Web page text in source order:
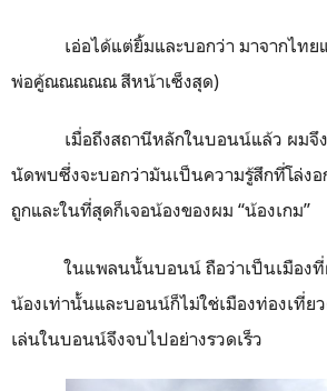
เอ่อได้แต่ยิ้มและบอกว่า มาจากไทย
พ่อคู้ณณณณณ สีหน้าเซ็งสุด)
เมื่อถึงสถานีหลักในบอนน์แล้ว ผมจึ
นัดพบซึ่งจะบอกว่ามันเป็นความรู้สึกที่โล่งอ
ถูกและในที่สุดก็เจอน้องของผม “น้องเกม”
ในแพลนนั้นบอนน์ ถือว่าเป็นเมืองที่
น้องเท่านั้นและบอนน์ก็ไม่ใช่เมืองท่องเที่ย
เล่นในบอนน์จึงจบไปอย่างรวดเร็ว